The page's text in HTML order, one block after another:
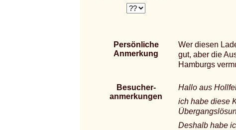
Persönliche
Anmerkung
Wer diesen
gut, aber die
Hamburgs
Besucher-
anmerkungen
Hallo aus
ich habe diese
Deshalb habe